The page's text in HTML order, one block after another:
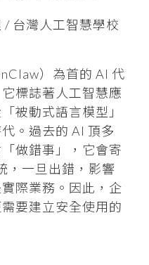
台灣人工智慧學校
）為首的 AI 代
標誌著人工智慧應
被動式語言模型」
。過去的 AI 頂多
做錯事」，它會寄
，一旦出錯，影響
際業務。因此，企
要建立安全使用的